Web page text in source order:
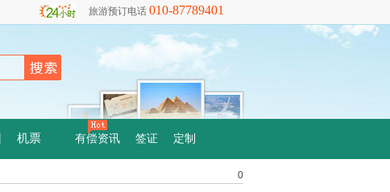
旅游预订电话 010-87789401
机票 有偿资讯 签证 定制
0